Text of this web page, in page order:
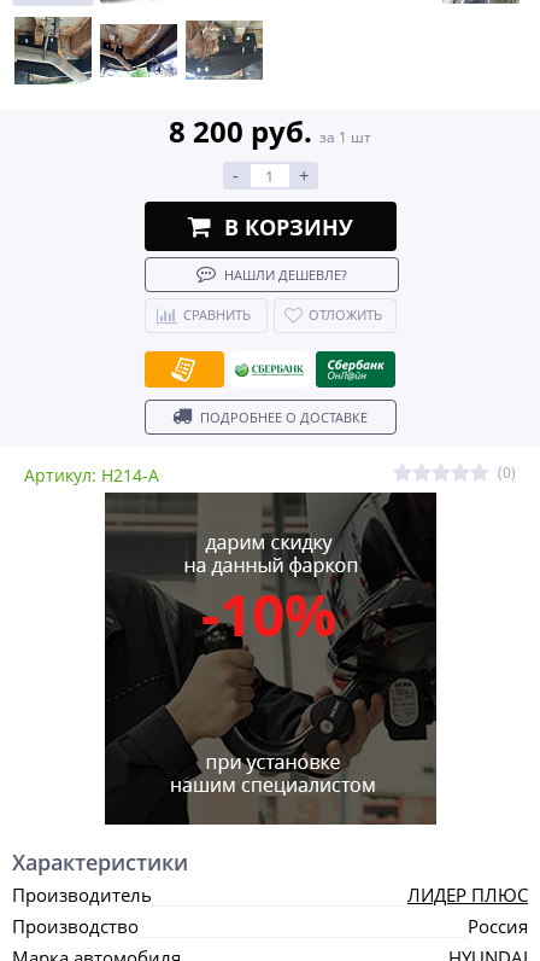
Артикул: H214-A (0)
8 200 руб. за 1 шт
- +
В КОРЗИНУ
НАШЛИ ДЕШЕВЛЕ?
СРАВНИТЬ ОТЛОЖИТЬ
ПОДРОБНЕЕ О ДОСТАВКЕ
Характеристики
Производитель
ЛИДЕР ПЛЮС
Производство
Россия